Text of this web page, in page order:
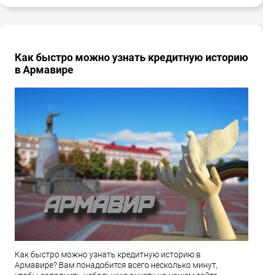
Как быстро можно узнать кредитную историю
в Армавире
Как быстро можно узнать кредитную историю в
Армавире? Вам понадобится всего несколько минут,